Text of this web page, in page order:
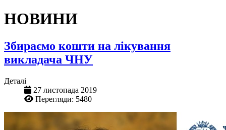
НОВИНИ
Збираємо кошти на лікування
викладача ЧНУ
Деталі
27 листопада 2019
Перегляди: 5480